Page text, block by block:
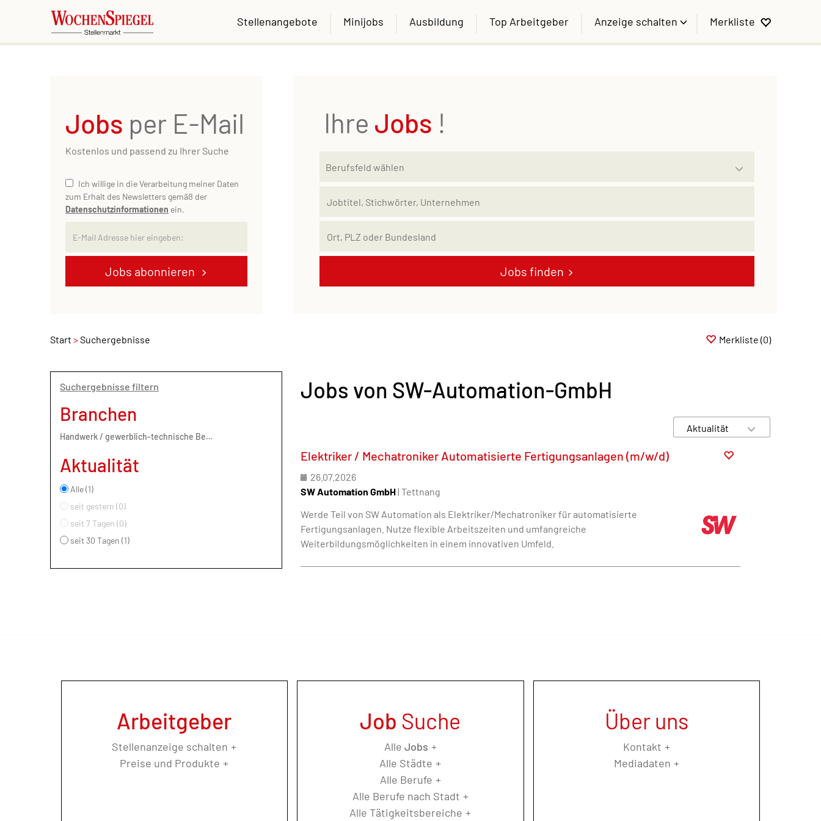
Stellenangebote Minijobs Ausbildung Top Arbeitgeber Anzeige schalten Merkliste
Jobs per E-Mail
Kostenlos und passend zu Ihrer Suche
Jobs abonnieren
Ich willige in die Verarbeitung meiner Daten
zum Erhalt des Newsletters gemäß der
Datenschutzinformationen ein.
Ihre Jobs !
Jobs finden
Start Suchergebnisse Merkliste (0)
Suchergebnisse filtern
Branchen
Handwerk / gewerblich-technische Berufe (1)
Aktualität
Alle (1)
seit gestern (0)
seit 7 Tagen (0)
seit 30 Tagen (1)
Jobs von SW-Automation-GmbH
Elektriker / Mechatroniker Automatisierte Fertigungsanlagen (m/w/d)
26.07.2026
SW Automation GmbH| Tettnang
Werde Teil von SW Automation als Elektriker/Mechatroniker für automatisierte
Fertigungsanlagen. Nutze flexible Arbeitszeiten und umfangreiche
Weiterbildungsmöglichkeiten in einem innovativen Umfeld.
Arbeitgeber
Stellenanzeige schalten
Preise und Produkte
Job Suche
Alle Jobs
Alle Städte
Alle Berufe
Alle Berufe nach Stadt
Alle Tätigkeitsbereiche
Über uns
Kontakt
Mediadaten